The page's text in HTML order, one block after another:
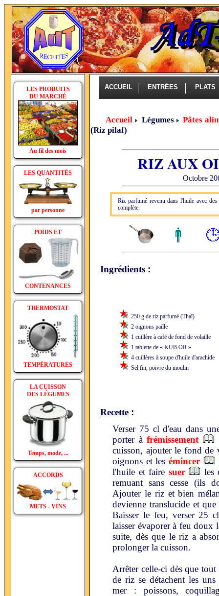
LES PRODUITS
DU MARCHÉ
Au fil des mois
LES QUANTITÉS
par personne
POIDS ET
CONTENANCES
THERMOSTAT
TEMPÉRATURES
LA CUISSON
DES LÉGUMES
Temps, mode, ...
ACCORDS
METS - VINS
ACCUEIL ENTRÉES PLATS
Accueil Légumes
Pâtes
(Riz pilaf)
RIZ AUX
Octobre
Riz parfumé revenu dans l'huile avec
complète.
Ingrédients :
250 g de riz parfumé (Thaï)
2 oignons paille
1 cuillère à café de fond de volaille
1 tablette de « KUB OR »
4 cuillères à soupe d'huile d'arachide
Sel fin, poivre du moulin
Recette :
Verser 75 cl d'eau dans
porter àfrémissement
cuisson, ajouter le fond de
oignons et lesémincer
l'huile et faire suer
les
remuant sans cesse (ils
Ajouter le riz et bien
devienne translucide et
Baisser le feu, verser 25
laisser évaporer à feu
suite, dès que le riz a
prolonger la cuisson.
Arrêter celle-ci dès que
de riz se détachent les
mer : poissons,